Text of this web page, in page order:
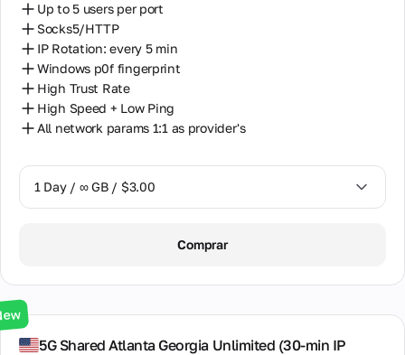
Up to 5 users per port
Socks5/HTTP
IP Rotation: every 5 min
Windows p0f fingerprint
High Trust Rate
High Speed + Low Ping
All network params 1:1 as provider's
1 Day / ∞ GB / $3.00
Comprar
5G Shared Atlanta Georgia Unlimited (30‑min IP